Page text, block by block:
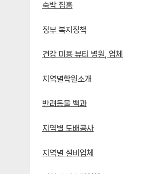
숙박 집홈
정부 복지정책
건강 미용 뷰티 병원, 업체
지역별학원소개
반려동물 백과
지역별 도배공사
지역별 설비업체